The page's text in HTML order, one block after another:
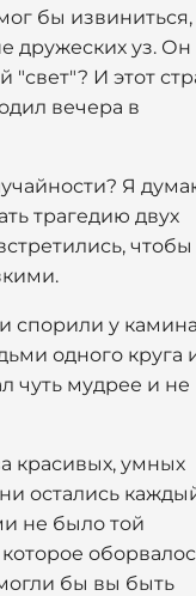
бы извиниться,
дружеских уз. Он
"свет"? И этот
вечера в
Я
трагедию двух
чтобы
спорили у
одного круга
чуть мудрее и не
красивых, умных
остались
не было той
бы вы быть